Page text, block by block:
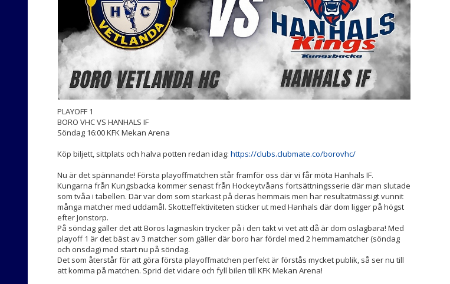
PLAYOFF 1
BORO VHC VS HANHALS IF
Söndag 16:00 KFK Mekan Arena
Köp biljett, sittplats och halva potten redan idag: https://clubs.clubmate.co/borovhc/
Nu är det spännande! Första playoffmatchen står framför oss där vi får möta Hanhals IF.
Kungarna från Kungsbacka kommer senast från Hockeytvåans fortsättningsserie där man slutade
som tvåa i tabellen. Där var dom som starkast på deras hemmais men har resultatmässigt vunnit
många matcher med uddamål. Skotteffektiviteten sticker ut med Hanhals där dom ligger på högst
efter Jonstorp.
På söndag gäller det att Boros lagmaskin trycker på i den takt vi vet att då är dom oslagbara! Med
playoff 1 är det bäst av 3 matcher som gäller där boro har fördel med 2 hemmamatcher (söndag
och onsdag) med start nu på söndag.
Det som återstår för att göra första playoffmatchen perfekt är förstås mycket publik, så ser nu till
att komma på matchen. Sprid det vidare och fyll bilen till KFK Mekan Arena!